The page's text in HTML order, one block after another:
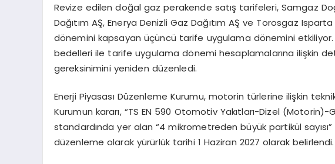
Revize edilen doğal gaz perakende satış tarifeleri, Samgaz
Dağıtım AŞ, Enerya Denizli Gaz Dağıtım AŞ ve Torosgaz
dönemini kapsayan üçüncü tarife uygulama dönemini etkiliyor.
bedelleri ile tarife uygulama dönemi hesaplamalarına ilişkin
gereksinimini yeniden düzenledi.
Enerji Piyasası Düzenleme Kurumu, motorin türlerine ilişkin
Kurumun kararı, “TS EN 590 Otomotiv Yakıtları-Dizel
standardında yer alan “4 mikrometreden büyük partikül
düzenleme olarak yürürlük tarihi 1 Haziran 2027 olarak belirlendi.